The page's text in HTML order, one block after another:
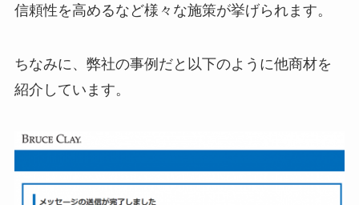
信頼性を高めるなど様々な施策が挙げられます。
ちなみに、弊社の事例だと以下のように他商材を
紹介しています。